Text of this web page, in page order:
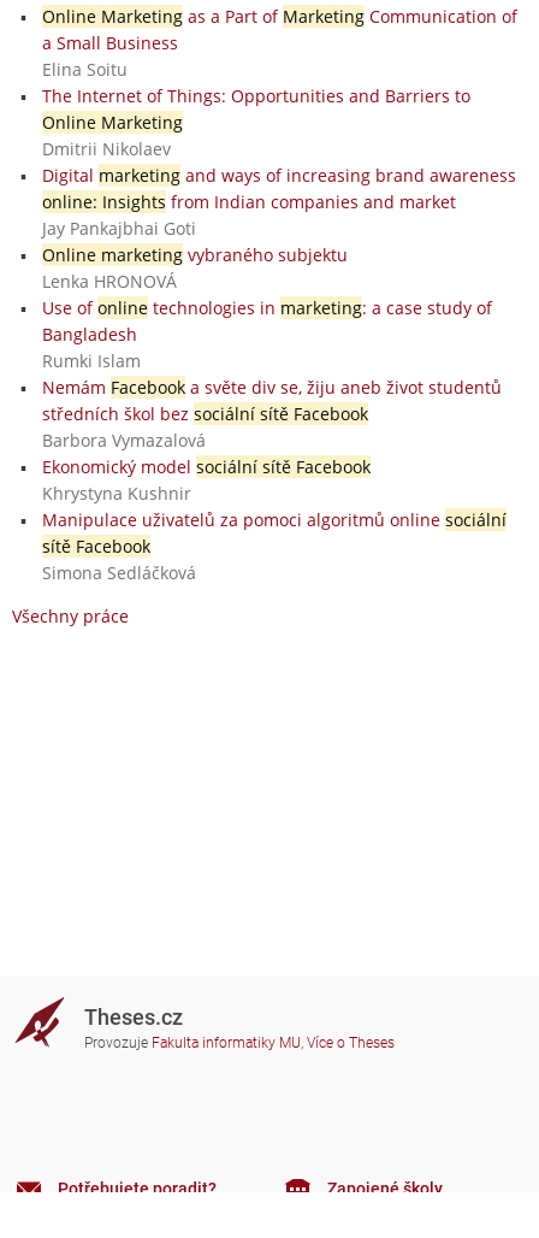
Online Marketingas a Part of MarketingCommunication of
a Small Business
Elina Soitu
The Internet of Things: Opportunities and Barriers to
Online Marketing
Dmitrii Nikolaev
Digital marketingand ways of increasing brand awareness
online: Insights from Indian companies and market
Jay Pankajbhai Goti
Online marketingvybraného subjektu
Lenka HRONOVÁ
Use ofonlinetechnologies in marketing: a case study of
Bangladesh
Rumki Islam
Nemám Facebooka světe div se, žiju aneb život studentů
středních škol bez sociální sítě Facebook
Barbora Vymazalová
Ekonomický model sociální sítě Facebook
Khrystyna Kushnir
Manipulace uživatelů za pomoci algoritmů online sociální
sítě Facebook
Simona Sedláčková
Všechny práce
Theses.cz
Provozuje Fakulta informatiky MU, Více o Theses
Potřebujete poradit? Zapojené školy